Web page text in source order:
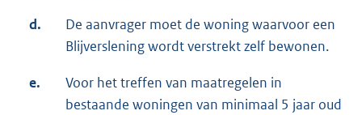
d.
De aanvrager moet de woning waarvoor een
Blijverslening wordt verstrekt zelf bewonen.
e.
Voor het treffen van maatregelen in
bestaande woningen van minimaal 5 jaar oud